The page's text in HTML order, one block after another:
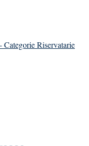
Riservatarie